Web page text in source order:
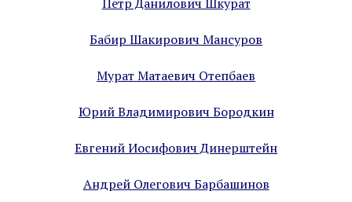
Бабир Шакирович Мансуров
Мурат Матаевич Отепбаев
Юрий Владимирович Бородкин
Евгений Иосифович Динерштейн
Андрей Олегович Барбашинов